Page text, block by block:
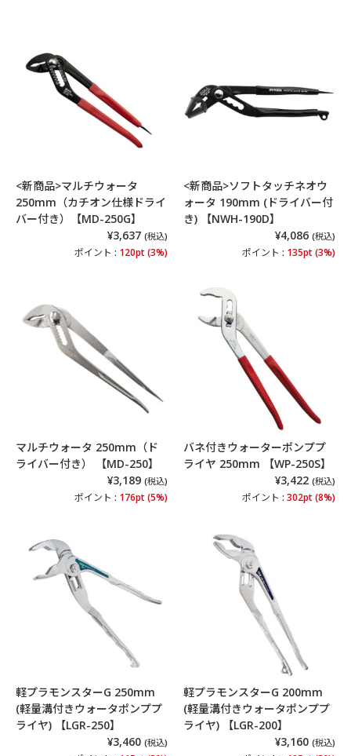
<新商品>マルチウォータ
250mm（カチオン仕様ドライ
バー付き）【MD-250G】
¥3,637 (税込)
ポイント : 120pt (3%)
<新商品>ソフトタッチネオウ
ォータ 190mm (ドライバー付
き) 【NWH-190D】
¥4,086 (税込)
ポイント : 135pt (3%)
マルチウォータ 250mm（ド
ライバー付き） 【MD-250】
¥3,189 (税込)
ポイント : 176pt (5%)
バネ付きウォーターポンププ
ライヤ 250mm 【WP-250S】
¥3,422 (税込)
ポイント : 302pt (8%)
軽プラモンスターG 250mm
(軽量溝付きウォータポンププ
ライヤ) 【LGR-250】
¥3,460 (税込)
軽プラモンスターG 200mm
(軽量溝付きウォータポンププ
ライヤ) 【LGR-200】
¥3,160 (税込)